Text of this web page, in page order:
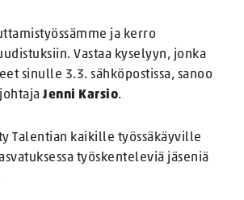
ja kerro
Vastaa kyselyyn, jonka
sinulle 3.3. sähköpostissa, sanoo
Jenni Karsio.
Talentian kaikille työssäkäyville
työskenteleviä jäseniä